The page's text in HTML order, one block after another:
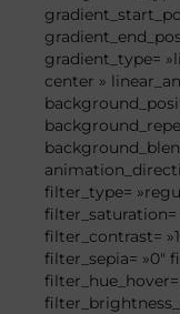
gradient_type=
center »
filter_type=
filter_saturation=
filter_contrast=
filter_sepia= »0″